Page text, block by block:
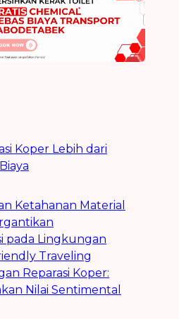
Koper Lebih dari
Ketahanan Material
pada Lingkungan
Traveling
Reparasi Koper:
Nilai Sentimental